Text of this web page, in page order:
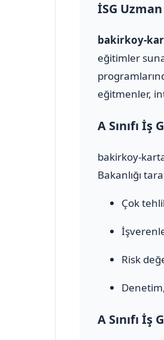
İSG
bakirkoy-
eğitimler
eğitmenler,
A Sınıfı
bakirkoy-
Bakanlığı
Çok
Risk
A Sınıfı